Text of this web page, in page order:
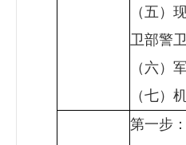
（五）
卫部警
（六）
（七）
第一步